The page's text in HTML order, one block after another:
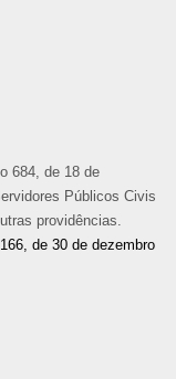
684, de 18 de
Públicos Civis
providências.
de 30 de dezembro